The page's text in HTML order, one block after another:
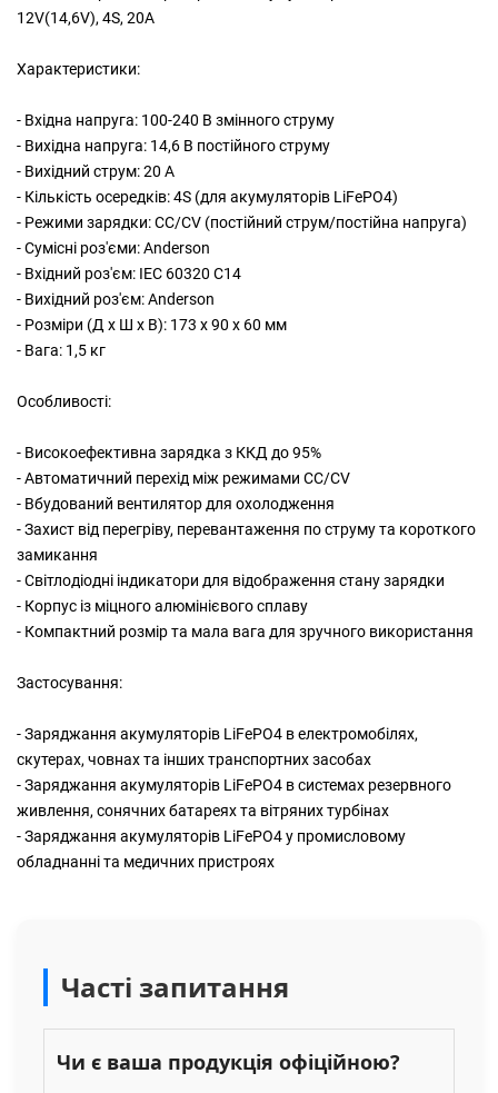
12V(14,6V), 4S, 20A
Характеристики:
- Вхідна напруга: 100-240 В змінного струму
- Вихідна напруга: 14,6 В постійного струму
- Вихідний струм: 20 А
- Кількість осередків: 4S (для акумуляторів LiFePO4)
- Режими зарядки: CC/CV (постійний струм/постійна напруга)
- Сумісні роз'єми: Anderson
- Вхідний роз'єм: IEC 60320 C14
- Вихідний роз'єм: Anderson
- Розміри (Д х Ш х В): 173 х 90 х 60 мм
- Вага: 1,5 кг
Особливості:
- Високоефективна зарядка з ККД до 95%
- Автоматичний перехід між режимами CC/CV
- Вбудований вентилятор для охолодження
- Захист від перегріву, перевантаження по струму та короткого
замикання
- Світлодіодні індикатори для відображення стану зарядки
- Корпус із міцного алюмінієвого сплаву
- Компактний розмір та мала вага для зручного використання
Застосування:
- Заряджання акумуляторів LiFePO4 в електромобілях,
скутерах, човнах та інших транспортних засобах
- Заряджання акумуляторів LiFePO4 в системах резервного
живлення, сонячних батареях та вітряних турбінах
- Заряджання акумуляторів LiFePO4 у промисловому
обладнанні та медичних пристроях
Часті запитання
Чи є ваша продукція офіційною?